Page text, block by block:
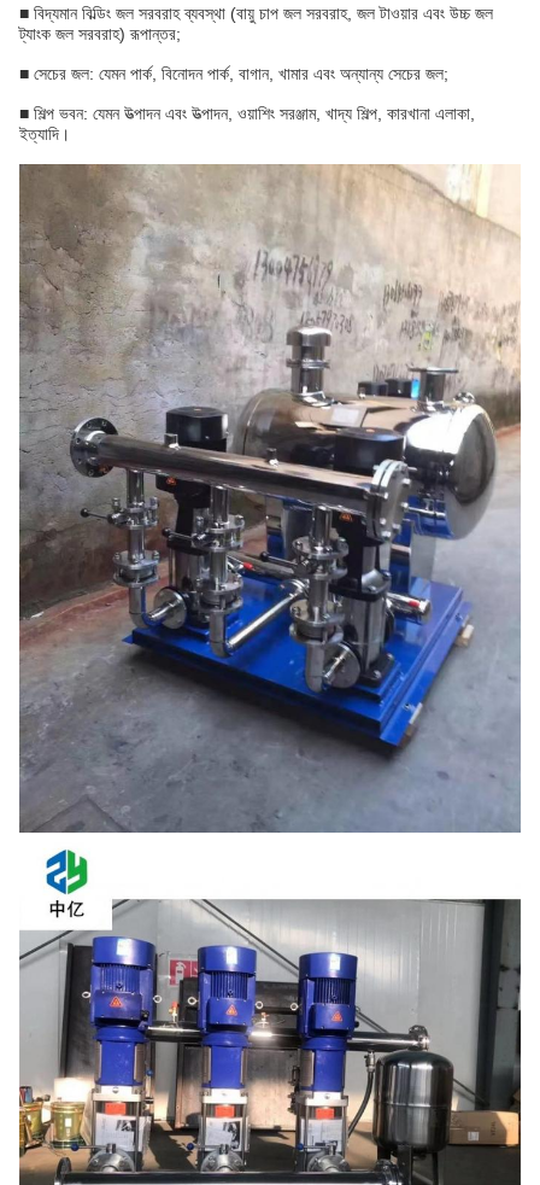
■ বিদ্যমান বিল্ডিং জল সরবরাহ ব্যবস্থা (বায়ু চাপ জল সরবরাহ, জল টাওয়ার এবং উচ্চ জল
ট্যাংক জল সরবরাহ) রূপান্তর;
■ সেচের জল: যেমন পার্ক, বিনোদন পার্ক, বাগান, খামার এবং অন্যান্য সেচের জল;
■ শিল্প ভবন: যেমন উত্পাদন এবং উত্পাদন, ওয়াশিং সরঞ্জাম, খাদ্য শিল্প, কারখানা এলাকা,
ইত্যাদি।